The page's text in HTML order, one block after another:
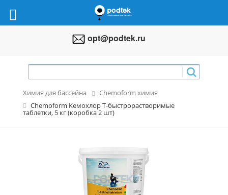
opt@podtek.ru
Химия для бассейна
Chemoform химия
Chemoform Кемохлор Т-быстрорастворимые
таблетки, 5 кг (коробка 2 шт)